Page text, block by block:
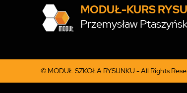
MODUŁ-KURS
Przemysław
© MODUŁ SZKOŁA RYSUNKU - All Rights